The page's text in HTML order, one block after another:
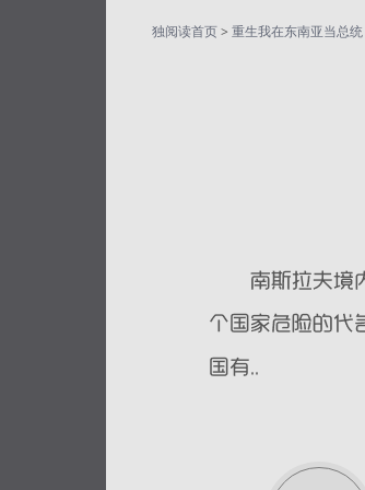
独阅读首页> 重生我在东南亚当总统